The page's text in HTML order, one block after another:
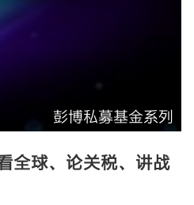
彭博私募基金系列
全球、论关税、讲战